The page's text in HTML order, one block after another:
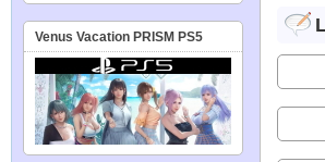
Venus Vacation PRISM PS5